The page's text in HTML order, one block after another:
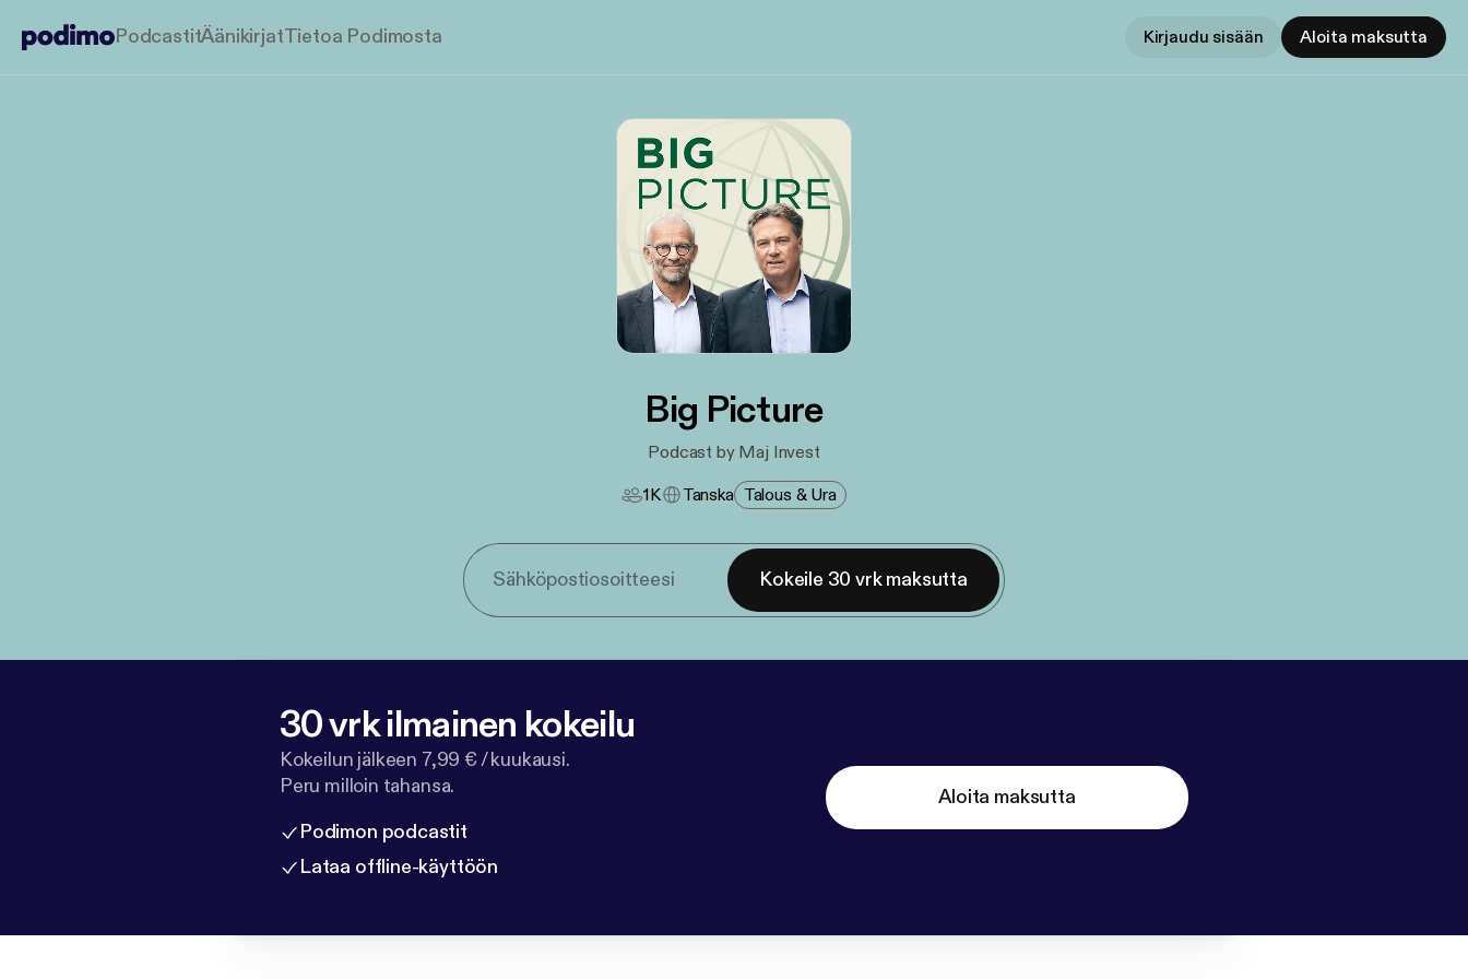
PodcastitÄänikirjatTietoa Podimosta Kirjaudu sisään Aloita maksutta
Big Picture
Podcast by Maj Invest
1K
Tanska Talous & Ura
Kokeile 30 vrk maksutta
30 vrk ilmainen kokeilu
Kokeilun jälkeen 7,99 € / kuukausi.
Peru milloin tahansa.
Podimon podcastit
Lataa offline-käyttöön
Aloita maksutta